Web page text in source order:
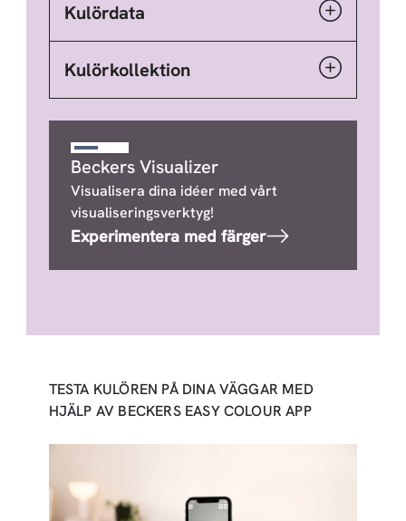
Kulördata
Kulörkollektion
Beckers Visualizer
Visualisera dina idéer med vårt
visualiseringsverktyg!
Experimentera med färger
TESTA KULÖREN PÅ DINA VÄGGAR MED
HJÄLP AV BECKERS EASY COLOUR APP